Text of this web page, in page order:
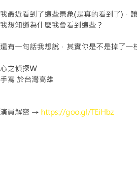
我最近看到了這些景象(是真的看到了)，
我想知道為什麼我會看到這些？
還有一句話我想說，其實你是不是掉了
心之偵探W
手寫 於台灣高雄
演員解密 → https://goo.gl/TEiHbz